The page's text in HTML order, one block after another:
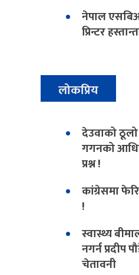
नेपाल
प्रिन्टर
लोकप्रिय
देउवाको
गगनको
प्रश्न !
कांग्रेसमा
!
स्वास्थ्य
नगर्न प्रदीप
चेतावनी